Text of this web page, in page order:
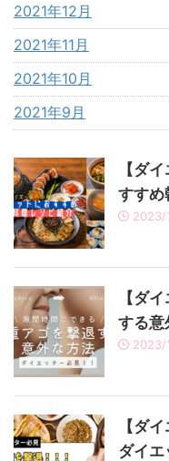
2021年12月
2021年11月
2021年10月
2021年9月
【ダ
すすめ
2023/
【ダ
する意
2023/
【ダ
ダイ